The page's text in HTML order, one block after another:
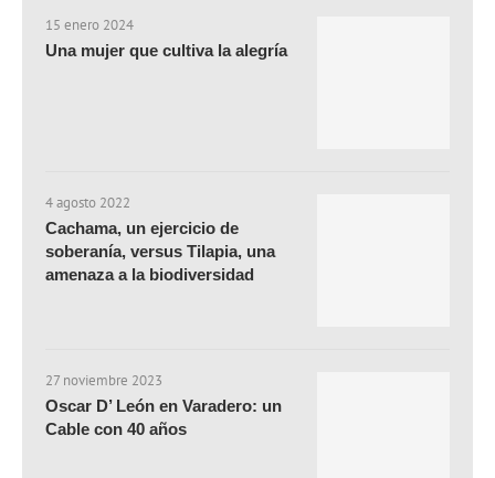
15 enero 2024
Una mujer que cultiva la alegría
4 agosto 2022
Cachama, un ejercicio de
soberanía, versus Tilapia, una
amenaza a la biodiversidad
27 noviembre 2023
Oscar D’ León en Varadero: un
Cable con 40 años